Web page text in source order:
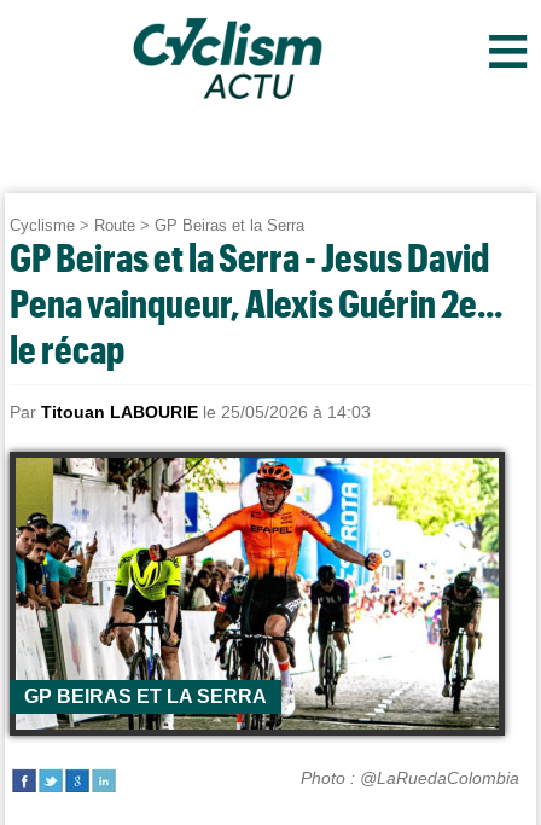
≡
Cyclisme > Route >GP Beiras et la Serra
GP Beiras et la Serra - Jesus David
Pena vainqueur, Alexis Guérin 2e...
le récap
ParTitouan LABOURIE le 25/05/2026 à 14:03
GP BEIRAS ET LA SERRA
Photo : @LaRuedaColombia